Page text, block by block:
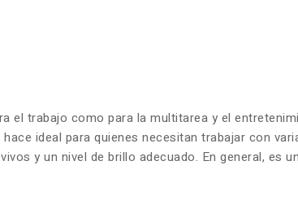
el trabajo como para la multitarea y el
ideal para quienes necesitan trabajar con
y un nivel de brillo adecuado. En general, es